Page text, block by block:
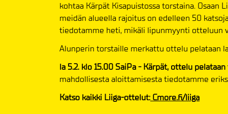
kohtaa Kärpät Kisapuistossa torstaina. Osaan
meidän alueella rajoitus on edelleen 50
tiedotamme heti, mikäli lipunmyynti otteluun
Alunperin torstaille merkattu ottelu pelataan
la 5.2. klo 15.00 SaiPa - Kärpät, ottelu
mahdollisesta aloittamisesta tiedotamme
Katso kaikki Liiga-ottelut: Cmore.fi/liiga